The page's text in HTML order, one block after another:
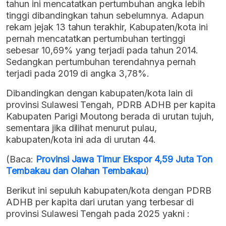
tahun ini mencatatkan pertumbuhan angka lebih
tinggi dibandingkan tahun sebelumnya. Adapun
rekam jejak 13 tahun terakhir, Kabupaten/kota ini
pernah mencatatkan pertumbuhan tertinggi
sebesar 10,69% yang terjadi pada tahun 2014.
Sedangkan pertumbuhan terendahnya pernah
terjadi pada 2019 di angka 3,78%.
Dibandingkan dengan kabupaten/kota lain di
provinsi Sulawesi Tengah, PDRB ADHB per kapita
Kabupaten Parigi Moutong berada di urutan tujuh,
sementara jika dilihat menurut pulau,
kabupaten/kota ini ada di urutan 44.
(Baca: Provinsi Jawa Timur Ekspor 4,59 Juta Ton
Tembakau dan Olahan Tembakau)
Berikut ini sepuluh kabupaten/kota dengan PDRB
ADHB per kapita dari urutan yang terbesar di
provinsi Sulawesi Tengah pada 2025 yakni :